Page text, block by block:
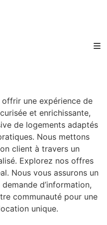
offrir une expérience de
et enrichissante,
de logements adaptés
Nous mettons
client à travers un
Explorez nos offres
Nous vous assurons un
d’information,
communauté pour une
unique.